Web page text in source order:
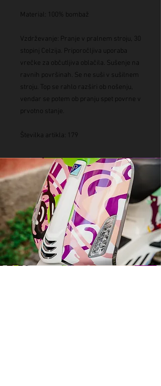
Material: 100% bombaž
Vzdrževanje: Pranje v pralnem stroju, 30
stopinj Celzija. Priporočljiva uporaba
vrečke za občutljiva oblačila. Sušenje na
ravnih površinah. Se ne suši v sušilnem
stroju. Top se rahlo razširi ob nošenju,
vendar se potem ob pranju spet povrne v
prvotno stanje.
Številka artikla: 179